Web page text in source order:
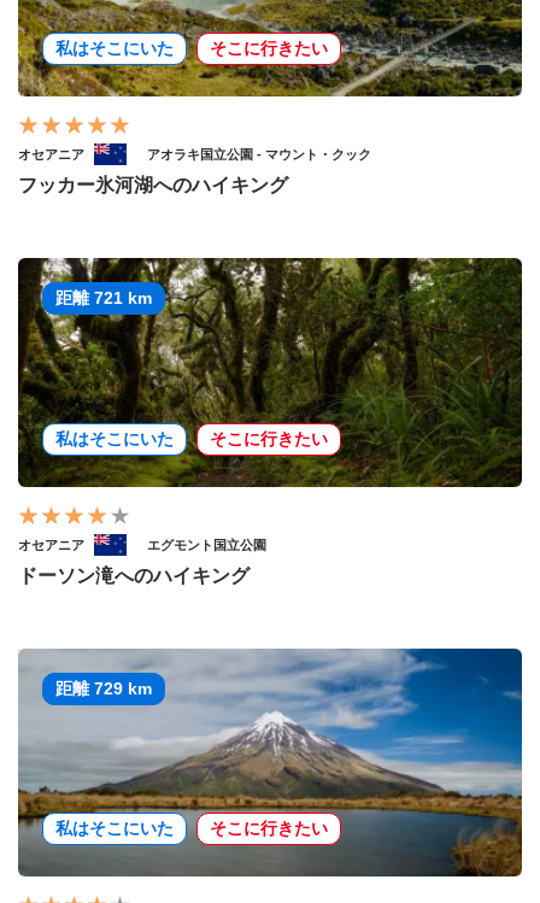
私はそこにいた そこに行きたい
オセアニア アオラキ国立公園 - マウント・クック
フッカー氷河湖へのハイキング
距離 721 km
私はそこにいた そこに行きたい
オセアニア エグモント国立公園
ドーソン滝へのハイキング
距離 729 km
私はそこにいた そこに行きたい